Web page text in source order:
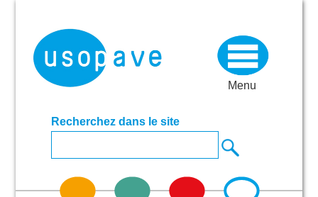
Menu
Recherchez dans le site